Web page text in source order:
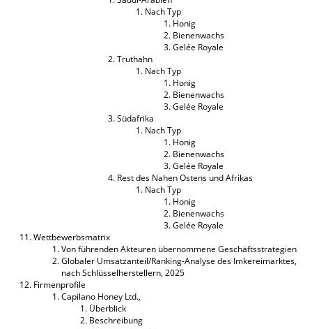
Nach Typ
Honig
Bienenwachs
Gelée Royale
Truthahn
Nach Typ
Honig
Bienenwachs
Gelée Royale
Südafrika
Nach Typ
Honig
Bienenwachs
Gelée Royale
Rest des Nahen Ostens und Afrikas
Nach Typ
Honig
Bienenwachs
Gelée Royale
Wettbewerbsmatrix
Von führenden Akteuren übernommene Geschäftsstrategien
Globaler Umsatzanteil/Ranking-Analyse des Imkereimarktes,
nach Schlüsselherstellern, 2025
Firmenprofile
Capilano Honey Ltd.,
Überblick
Beschreibung